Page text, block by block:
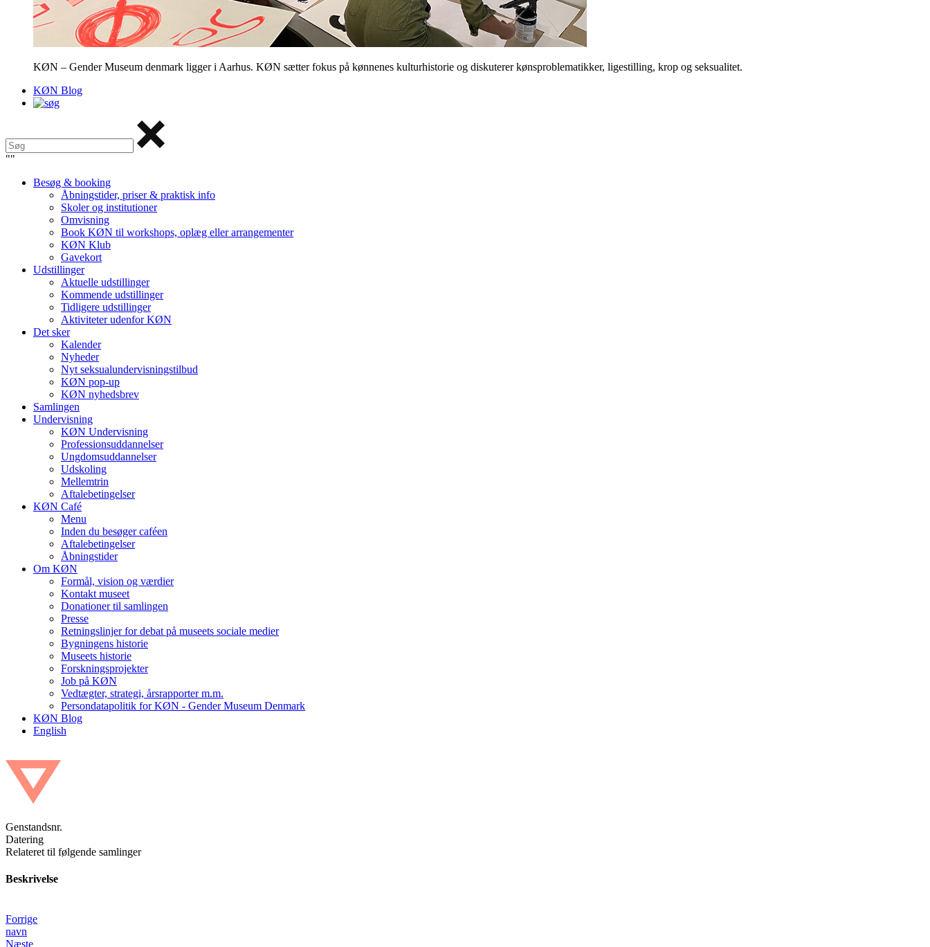
KØN – Gender Museum denmark ligger i Aarhus. KØN sætter fokus på kønnenes kulturhistorie og diskuterer kønsproblematikker, ligestilling, krop og seksualitet.
KØN Blog
""
Besøg & booking
Åbningstider, priser & praktisk info
Skoler og institutioner
Omvisning
Book KØN til workshops, oplæg eller arrangementer
KØN Klub
Gavekort
Udstillinger
Aktuelle udstillinger
Kommende udstillinger
Tidligere udstillinger
Aktiviteter udenfor KØN
Det sker
Kalender
Nyheder
Nyt seksualundervisningstilbud
KØN pop-up
KØN nyhedsbrev
Samlingen
Undervisning
KØN Undervisning
Professionsuddannelser
Ungdomsuddannelser
Udskoling
Mellemtrin
Aftalebetingelser
KØN Café
Menu
Inden du besøger caféen
Aftalebetingelser
Åbningstider
Om KØN
Formål, vision og værdier
Kontakt museet
Donationer til samlingen
Presse
Retningslinjer for debat på museets sociale medier
Bygningens historie
Museets historie
Forskningsprojekter
Job på KØN
Vedtægter, strategi, årsrapporter m.m.
Persondatapolitik for KØN - Gender Museum Denmark
KØN Blog
English
Genstandsnr.
Datering
Relateret til følgende samlinger
Beskrivelse
Forrige
navn
Næste